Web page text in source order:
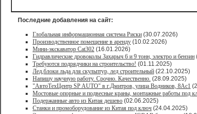
Последние добавления на сайт:
Глобальная информационная система Риски (30.07.2026)
Производственное помещение в аренду (10.02.2026)
Мини-экскаватор Cat302 (16.01.2026)
Гидравлические дровоколы Захарыч 6 и 9 тонн, электро и бензин
Требуются подрядчики на строительство! (01.11.2025)
Лед,блоки льда для скульптур, лед строительный (22.10.2025)
Напишу научную работу. Срочно. Качественно. (28.09.2025)
"АвтоТехЦентр SP AUTO" в г.Дмитров, улица Водников, 8Ас1
Мостовые опорные и подвесные краны, монтажные работы под
Подержанные авто из Китая дешево (02.06.2025)
Станки и промоборудование из Китая под ключ (24.04.2025)